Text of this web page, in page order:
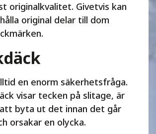
originalkvalitet. Givetvis kan
original delar till dom
en enorm säkerhetsfråga.
visar tecken på slitage, är
byta ut det innan det går
orsakar en olycka.